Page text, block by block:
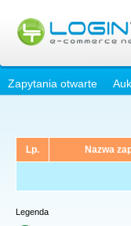
Zapytania otwarte
Lp. Nazwa
Legenda